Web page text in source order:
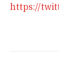
https://